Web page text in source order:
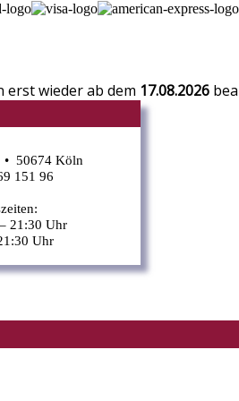
erst wieder ab dem 17.08.2026
• 50674 Köln
151 96
21:30 Uhr
Uhr